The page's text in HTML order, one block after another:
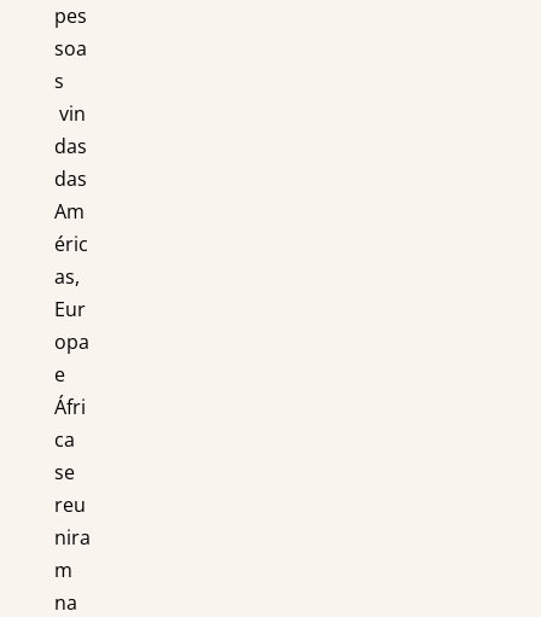
pes
soa
s
vin
das
das
Am
éric
as,
Eur
opa
e
Áfri
ca
se
reu
nira
m
na